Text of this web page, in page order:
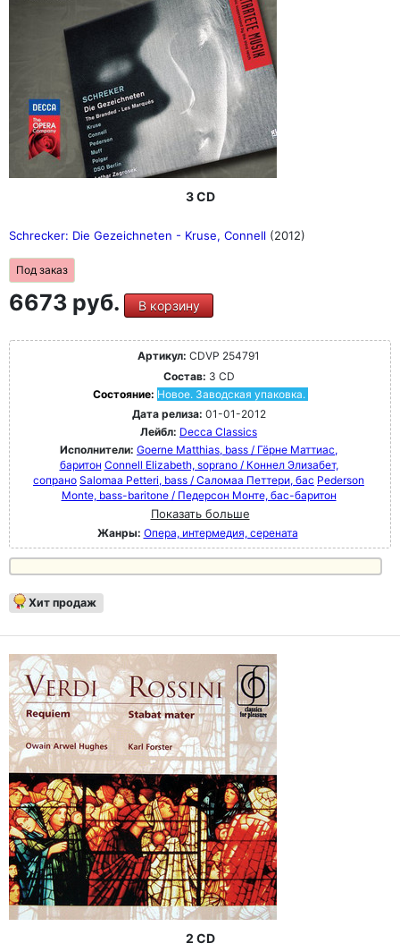
3 CD
Schrecker: Die Gezeichneten - Kruse, Connell (2012)
Под заказ
6673 руб. В корзину
Артикул: CDVP 254791
Состав: 3 CD
Состояние: Новое. Заводская упаковка.
Дата релиза: 01-01-2012
Лейбл: Decca Classics
Исполнители: Goerne Matthias, bass / Гёрне Маттиас,
баритон Connell Elizabeth, soprano / Коннел Элизабет,
сопрано Salomaa Petteri, bass / Саломаа Петтери, бас Pederson
Monte, bass-baritone / Педерсон Монте, бас-баритон
Показать больше
Жанры: Опера, интермедия, серената
Хит продаж
2 CD